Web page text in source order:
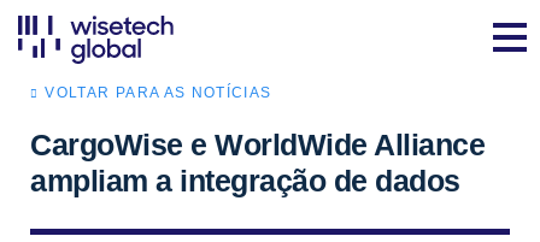
VOLTAR PARA AS NOTÍCIAS
CargoWise e WorldWide Alliance
ampliam a integração de dados